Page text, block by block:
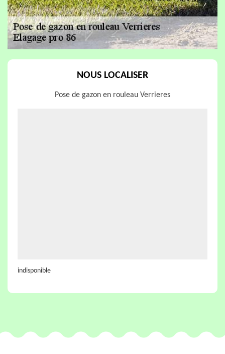
NOUS LOCALISER
Pose de gazon en rouleau Verrieres
indisponible